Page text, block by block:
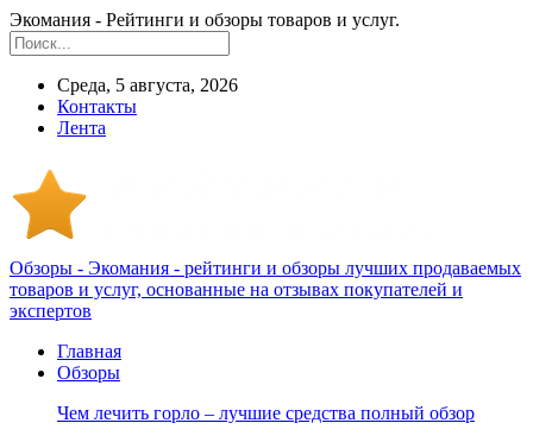
Экомания - Рейтинги и обзоры товаров и услуг.
Среда, 5 августа, 2026
Контакты
Лента
Обзоры - Экомания - рейтинги и обзоры лучших продаваемых
товаров и услуг, основанные на отзывах покупателей и
экспертов
Главная
Обзоры
Чем лечить горло – лучшие средства полный обзор